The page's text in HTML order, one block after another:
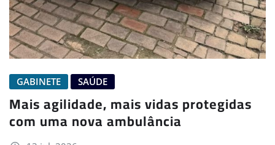
GABINETE SAÚDE
Mais agilidade, mais vidas protegidas
com uma nova ambulância